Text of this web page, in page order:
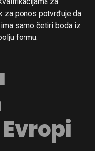
za ponos potvrđuje da
samo četiri boda iz
formu.